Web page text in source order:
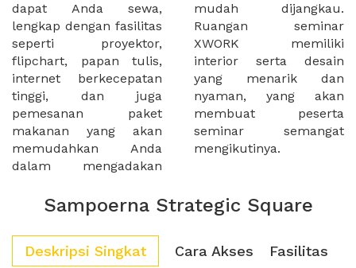
dapat Anda sewa,
lengkap dengan fasilitas
seperti proyektor,
flipchart, papan tulis,
internet berkecepatan
tinggi, dan juga
pemesanan paket
makanan yang akan
memudahkan Anda
dalam mengadakan
mudah dijangkau.
Ruangan seminar
XWORK memiliki
interior serta desain
yang menarik dan
nyaman, yang akan
membuat peserta
seminar semangat
mengikutinya.
Sampoerna Strategic Square
Deskripsi Singkat Cara Akses Fasilitas